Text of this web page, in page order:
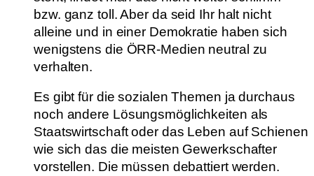
bzw. ganz toll. Aber da seid Ihr halt nicht
alleine und in einer Demokratie haben sich
wenigstens die ÖRR-Medien neutral zu
verhalten.
Es gibt für die sozialen Themen ja durchaus
noch andere Lösungsmöglichkeiten als
Staatswirtschaft oder das Leben auf Schienen
wie sich das die meisten Gewerkschafter
vorstellen. Die müssen debattiert werden.